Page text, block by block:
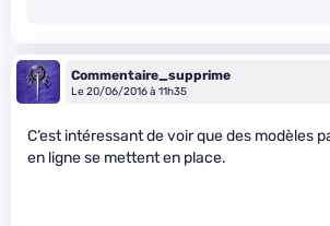
Commentaire_supprime
Le 20/06/2016 à 11h35
C’est intéressant de voir que des modèles
en ligne se mettent en place.